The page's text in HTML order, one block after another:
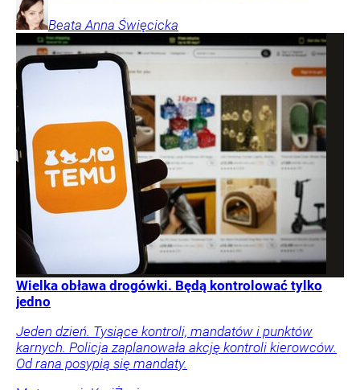
Beata Anna Święcicka
Wielka obława drogówki. Będą kontrolować tylko
jedno
Jeden dzień. Tysiące kontroli, mandatów i punktów
karnych. Policja zaplanowała akcję kontroli kierowców.
Od rana posypią się mandaty.